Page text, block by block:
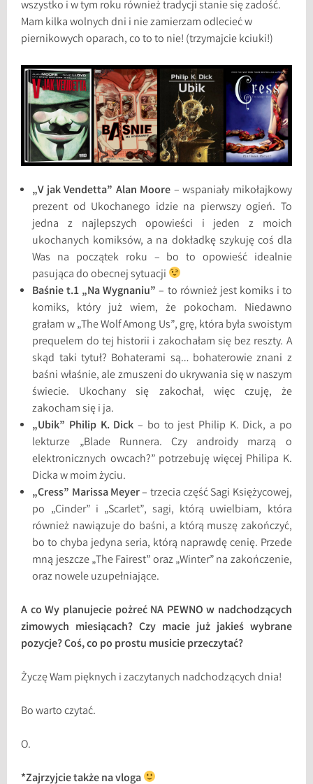
wszystko i w tym roku również tradycji stanie się zadość.
Mam kilka wolnych dni i nie zamierzam odlecieć w
piernikowych oparach, co to to nie! (trzymajcie kciuki!)
„V jak Vendetta” Alan Moore – wspaniały mikołajkowy
prezent od Ukochanego idzie na pierwszy ogień. To
jedna z najlepszych opowieści i jeden z moich
ukochanych komiksów, a na dokładkę szykuję coś dla
Was na początek roku – bo to opowieść idealnie
pasująca do obecnej sytuacji
Baśnie t.1 „Na Wygnaniu” – to również jest komiks i to
komiks, który już wiem, że pokocham. Niedawno
grałam w „The Wolf Among Us”, grę, która była swoistym
prequelem do tej historii i zakochałam się bez reszty. A
skąd taki tytuł? Bohaterami są… bohaterowie znani z
baśni właśnie, ale zmuszeni do ukrywania się w naszym
świecie. Ukochany się zakochał, więc czuję, że
zakocham się i ja.
„Ubik” Philip K. Dick – bo to jest Philip K. Dick, a po
lekturze „Blade Runnera. Czy androidy marzą o
elektronicznych owcach?” potrzebuję więcej Philipa K.
Dicka w moim życiu.
„Cress” Marissa Meyer– trzecia część Sagi Księżycowej,
po „Cinder” i „Scarlet”, sagi, którą uwielbiam, która
również nawiązuje do baśni, a którą muszę zakończyć,
bo to chyba jedyna seria, którą naprawdę cenię. Przede
mną jeszcze „The Fairest” oraz „Winter” na zakończenie,
oraz nowele uzupełniające.
A co Wy planujecie pożreć NA PEWNO w nadchodzących
zimowych miesiącach? Czy macie już jakieś wybrane
pozycje? Coś, co po prostu musicie przeczytać?
Życzę Wam pięknych i zaczytanych nadchodzących dnia!
Bo warto czytać.
O.
*Zajrzyjcie także na vloga